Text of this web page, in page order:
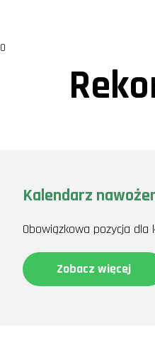
0
Kalendarz
Obowiązkowa pozycja
Zobacz więcej